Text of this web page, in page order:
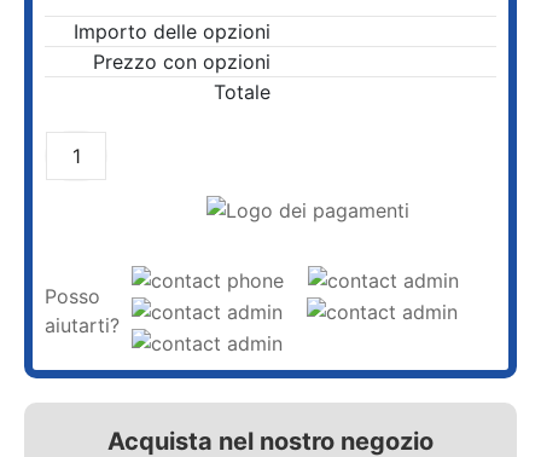
Importo delle opzioni
Prezzo con opzioni
Totale
Posso
aiutarti?
Acquista nel nostro negozio